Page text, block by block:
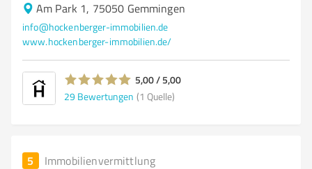
Am Park 1, 75050 Gemmingen
info@hockenberger-immobilien.de
www.hockenberger-immobilien.de/
5,00 / 5,00
29 Bewertungen (1 Quelle)
5 Immobilienvermittlung